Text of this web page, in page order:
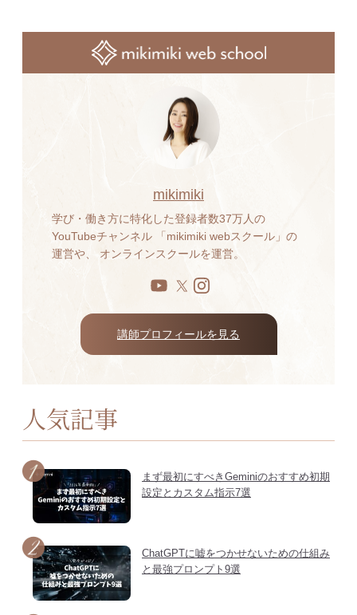
mikimiki
学び・働き方に特化した登録者数37万人の
YouTubeチャンネル 「mikimiki webスクール」の
運営や、 オンラインスクールを運営。
講師プロフィールを見る
人気記事
まず最初にすべきGeminiのおすすめ初期
設定とカスタム指示7選
ChatGPTに嘘をつかせないための仕組み
と最強プロンプト9選